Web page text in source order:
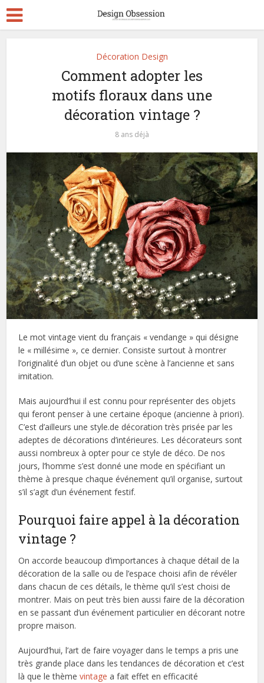
Décoration Design
Comment adopter les
motifs floraux dans une
décoration vintage ?
8 ans déjà
Le mot vintage vient du français « vendange » qui désigne
le « millésime », ce dernier. Consiste surtout à montrer
l’originalité d’un objet ou d’une scène à l’ancienne et sans
imitation.
Mais aujourd’hui il est connu pour représenter des objets
qui feront penser à une certaine époque (ancienne à priori).
C’est d’ailleurs une style.de décoration très prisée par les
adeptes de décorations d’intérieures. Les décorateurs sont
aussi nombreux à opter pour ce style de déco. De nos
jours, l’homme s’est donné une mode en spécifiant un
thème à presque chaque événement qu’il organise, surtout
s’il s’agit d’un événement festif.
Pourquoi faire appel à la décoration
vintage ?
On accorde beaucoup d’importances à chaque détail de la
décoration de la salle ou de l’espace choisi afin de révéler
dans chacun de ces détails, le thème qu’il s’est choisi de
montrer. Mais on peut très bien aussi faire de la décoration
en se passant d’un événement particulier en décorant notre
propre maison.
Aujourd’hui, l’art de faire voyager dans le temps a pris une
très grande place dans les tendances de décoration et c’est
là que le thèmevintage a fait effet en efficacité